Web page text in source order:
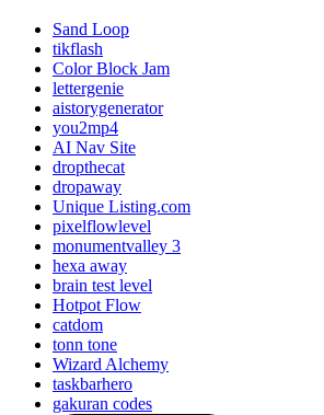
Sand Loop
tikflash
Color Block Jam
lettergenie
aistorygenerator
you2mp4
AI Nav Site
dropthecat
dropaway
Unique Listing.com
pixelflowlevel
monumentvalley 3
hexa away
brain test level
Hotpot Flow
catdom
tonn tone
Wizard Alchemy
taskbarhero
gakuran codes